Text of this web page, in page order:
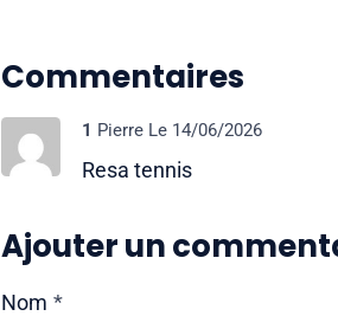
Commentaires
1 Pierre Le 14/06/2026
Resa tennis
Ajouter un
Nom